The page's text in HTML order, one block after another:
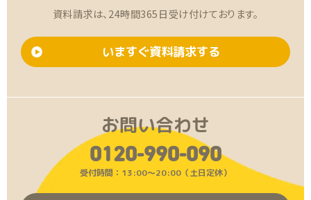
資料請求は、24時間365日受け付けております。
いますぐ資料請求する
お問い合わせ
0120-990-090
受付時間：13:00〜20:00（土日定休）